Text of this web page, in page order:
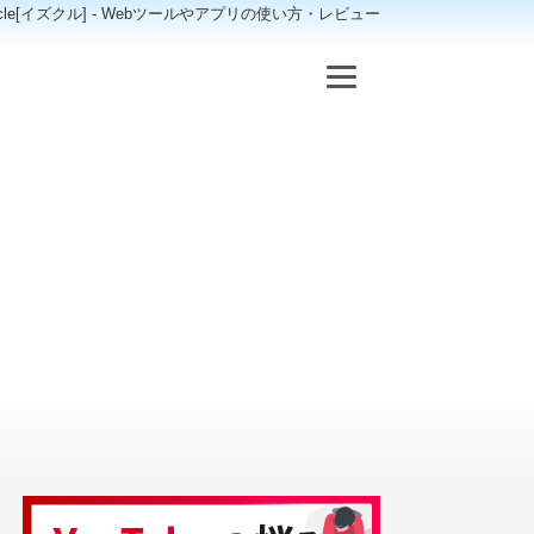
イズクル] - Webツールやアプリの使い方・レビュー